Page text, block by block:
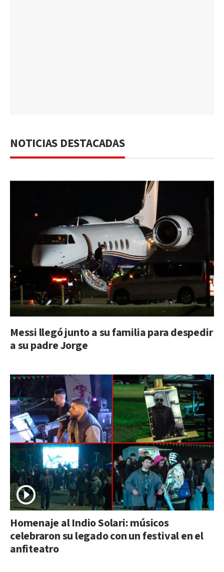
NOTICIAS DESTACADAS
Messi llegó junto a su familia para despedir
a su padre Jorge
Homenaje al Indio Solari: músicos
celebraron su legado con un festival en el
anfiteatro